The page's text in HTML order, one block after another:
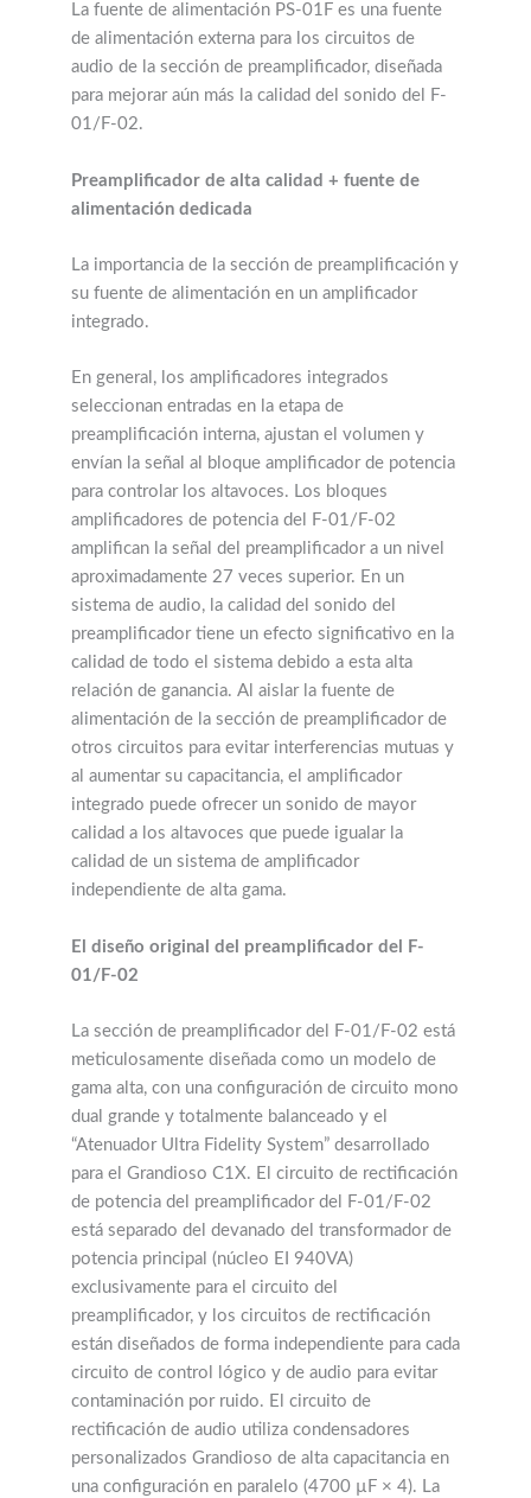
La fuente de alimentación PS-01F es una fuente
de alimentación externa para los circuitos de
audio de la sección de preamplificador, diseñada
para mejorar aún más la calidad del sonido del F-
01/F-02.
Preamplificador de alta calidad + fuente de
alimentación dedicada
La importancia de la sección de preamplificación y
su fuente de alimentación en un amplificador
integrado.
En general, los amplificadores integrados
seleccionan entradas en la etapa de
preamplificación interna, ajustan el volumen y
envían la señal al bloque amplificador de potencia
para controlar los altavoces. Los bloques
amplificadores de potencia del F-01/F-02
amplifican la señal del preamplificador a un nivel
aproximadamente 27 veces superior. En un
sistema de audio, la calidad del sonido del
preamplificador tiene un efecto significativo en la
calidad de todo el sistema debido a esta alta
relación de ganancia. Al aislar la fuente de
alimentación de la sección de preamplificador de
otros circuitos para evitar interferencias mutuas y
al aumentar su capacitancia, el amplificador
integrado puede ofrecer un sonido de mayor
calidad a los altavoces que puede igualar la
calidad de un sistema de amplificador
independiente de alta gama.
El diseño original del preamplificador del F-
01/F-02
La sección de preamplificador del F-01/F-02 está
meticulosamente diseñada como un modelo de
gama alta, con una configuración de circuito mono
dual grande y totalmente balanceado y el
“Atenuador Ultra Fidelity System” desarrollado
para el Grandioso C1X. El circuito de rectificación
de potencia del preamplificador del F-01/F-02
está separado del devanado del transformador de
potencia principal (núcleo EI 940VA)
exclusivamente para el circuito del
preamplificador, y los circuitos de rectificación
están diseñados de forma independiente para cada
circuito de control lógico y de audio para evitar
contaminación por ruido. El circuito de
rectificación de audio utiliza condensadores
personalizados Grandioso de alta capacitancia en
una configuración en paralelo (4700 µF × 4). La